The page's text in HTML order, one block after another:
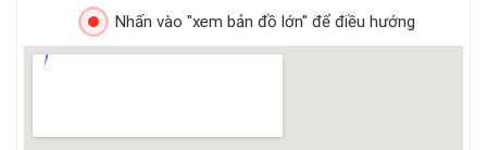
Nhấn vào "xem bản đồ lớn" để điều hướng